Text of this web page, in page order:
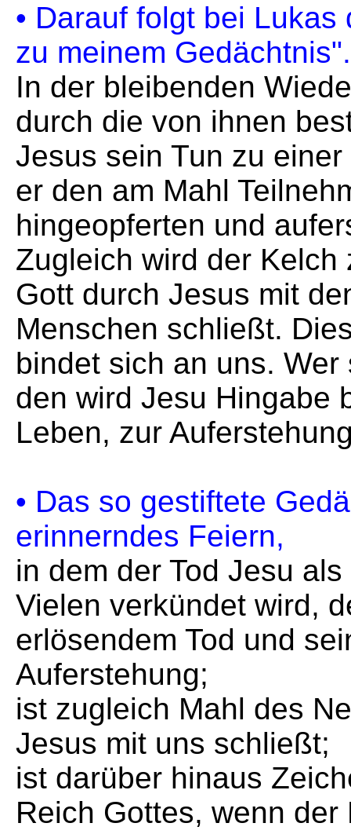
• Darauf folgt bei
zu meinem Gedächtnis".
In der bleibenden
durch die von ihnen
Jesus sein Tun zu
er den am Mahl
hingeopferten und
Zugleich wird der
Gott durch Jesus mit
Menschen schließt.
bindet sich an uns.
den wird Jesu Hingabe
Leben, zur
• Das so gestiftete
erinnerndes Feiern,
in dem der Tod Jesu
Vielen verkündet wird,
erlösendem Tod und
Auferstehung;
ist zugleich Mahl des
Jesus mit uns schließt;
ist darüber hinaus
Reich Gottes, wenn